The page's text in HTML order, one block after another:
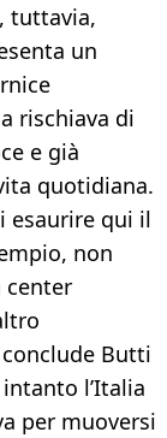
tuttavia,
un
rischiava di
e già
quotidiana.
esaurire qui il
non
center
Butti
l’Italia
per muoversi